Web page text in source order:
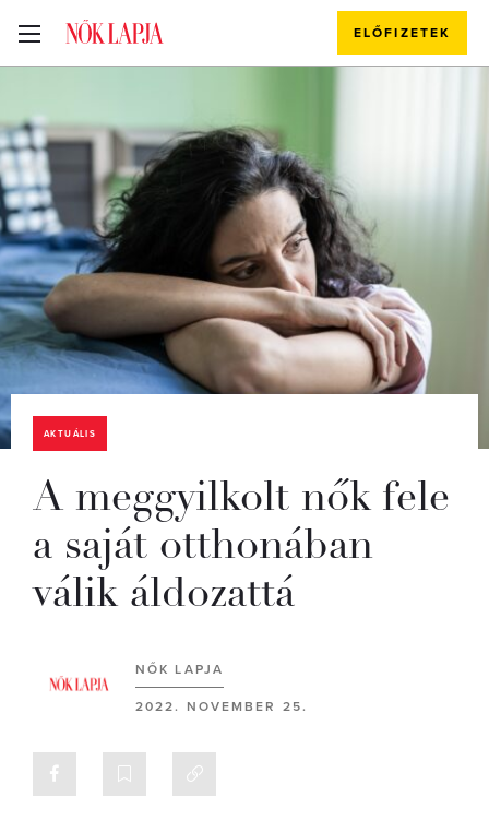
ELŐFIZETEK
AKTUÁLIS
A meggyilkolt nők fele
a saját otthonában
válik áldozattá
NŐK LAPJA
2022. NOVEMBER 25.